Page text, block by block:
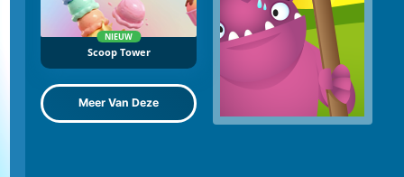
NIEUW
Scoop Tower
Meer Van Deze